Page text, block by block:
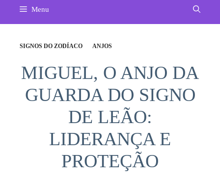
Menu
SIGNOS DO ZODÍACO ANJOS
MIGUEL, O ANJO DA
GUARDA DO SIGNO
DE LEÃO:
LIDERANÇA E
PROTEÇÃO